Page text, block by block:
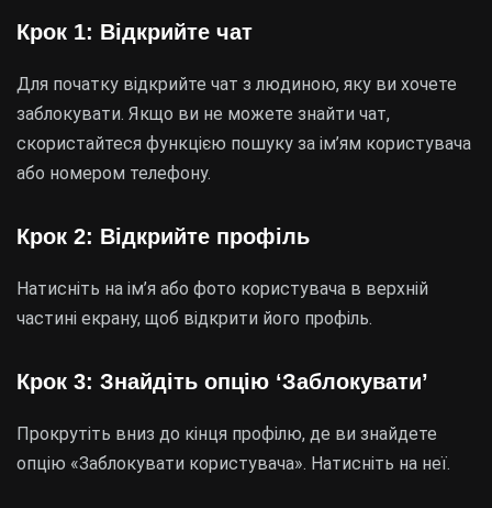
Крок 1: Відкрийте чат
Для початку відкрийте чат з людиною, яку ви хочете
заблокувати. Якщо ви не можете знайти чат,
скористайтеся функцією пошуку за ім’ям користувача
або номером телефону.
Крок 2: Відкрийте профіль
Натисніть на ім’я або фото користувача в верхній
частині екрану, щоб відкрити його профіль.
Крок 3: Знайдіть опцію ‘Заблокувати’
Прокрутіть вниз до кінця профілю, де ви знайдете
опцію «Заблокувати користувача». Натисніть на неї.